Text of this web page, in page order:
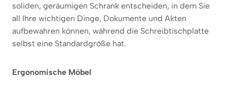
soliden, geräumigen Schrank entscheiden, in dem Sie
all Ihre wichtigen Dinge, Dokumente und Akten
aufbewahren können, während die Schreibtischplatte
selbst eine Standardgröße hat.
Ergonomische Möbel